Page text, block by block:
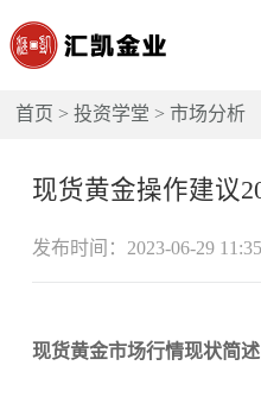
首页 >投资学堂 >市场分析
现货黄金操作建议
发布时间：2023-06-29
现货黄金市场行情现状简述